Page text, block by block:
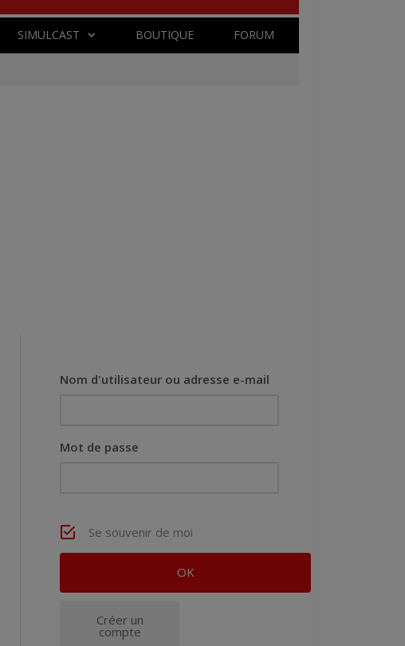
SIMULCAST BOUTIQUE FORUM
Nom d'utilisateur ou adresse e-mail
Mot de passe
Se souvenir de moi
Créer un
compte